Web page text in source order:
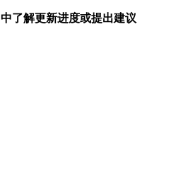
中了解更新进度或提出建议